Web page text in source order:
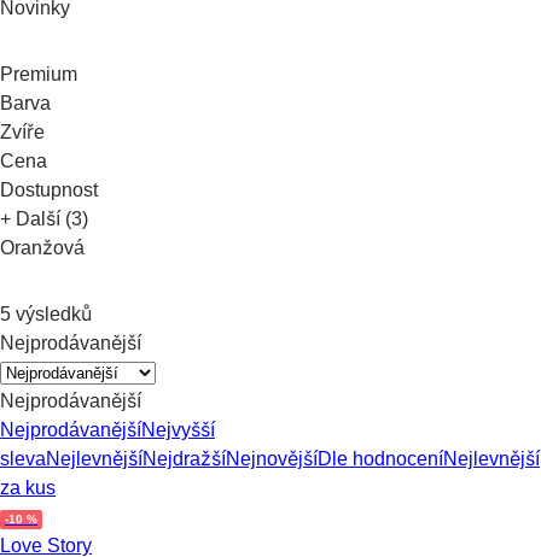
Novinky
Premium
Barva
Zvíře
Cena
Dostupnost
+ Další (3)
Oranžová
5 výsledků
Nejprodávanější
Nejprodávanější
NejprodávanějšíNejvyšší
slevaNejlevnějšíNejdražšíNejnovějšíDle hodnoceníNejlevnější
za kus
-10 %
Love Story